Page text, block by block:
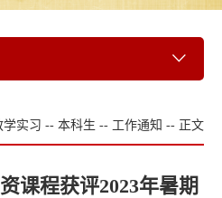
学实习 -- 本科生 -- 工作通知 -- 正文
课程获评2023年暑期